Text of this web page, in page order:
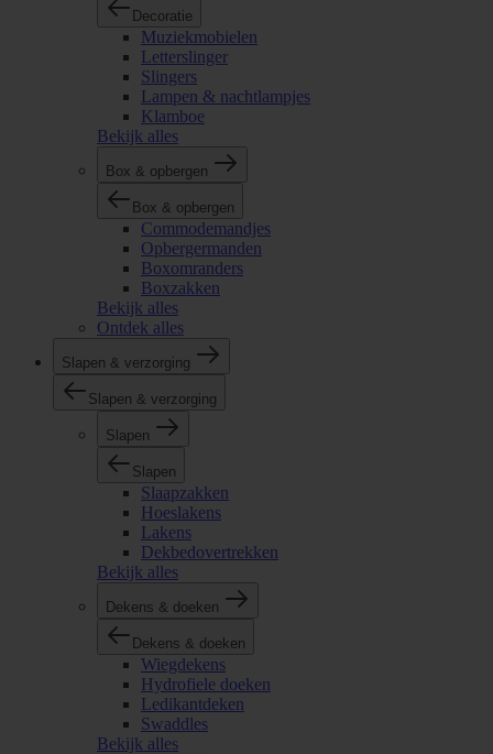
Decoratie
Muziekmobielen
Letterslinger
Slingers
Lampen & nachtlampjes
Klamboe
Bekijk alles
Box & opbergen
Box & opbergen
Commodemandjes
Opbergermanden
Boxomranders
Boxzakken
Bekijk alles
Ontdek alles
Slapen & verzorging
Slapen & verzorging
Slapen
Slapen
Slaapzakken
Hoeslakens
Lakens
Dekbedovertrekken
Bekijk alles
Dekens & doeken
Dekens & doeken
Wiegdekens
Hydrofiele doeken
Ledikantdeken
Swaddles
Bekijk alles